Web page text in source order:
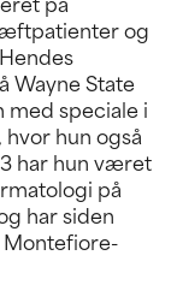
og
Wayne State
speciale i
hun også
har hun været
på
har siden